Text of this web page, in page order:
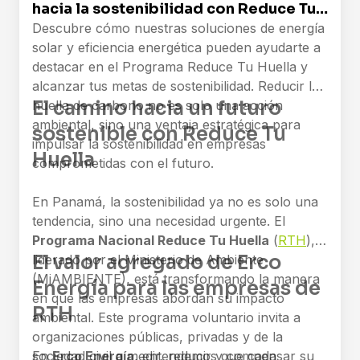
hacia la sostenibilidad con Reduce Tu
Huella
Descubre cómo nuestras soluciones de energía
solar y eficiencia energética pueden ayudarte a
destacar en el Programa Reduce Tu Huella y
alcanzar tus metas de sostenibilidad. Reducir la
huella de carbono no es solo una acción
ambiental, sino una ventaja estratégica para
impulsar la sostenibilidad en empresas
comprometidas con el futuro.
El camino hacia un futuro
sostenible con Reduce Tu
Huella
En Panamá, la sostenibilidad ya no es solo una
tendencia, sino una necesidad urgente. El
Programa Nacional Reduce Tu Huella (RTH),
liderado por el Ministerio de Ambiente
(MiAMBIENTE), está transformando la manera
en que las empresas abordan su impacto
ambiental. Este programa voluntario invita a
organizaciones públicas, privadas y de la
sociedad civil a medir, reducir y compensar su
El valor agregado de Erco
Energía para las empresas de
RTH
EnErco Energía, entendemos que cada